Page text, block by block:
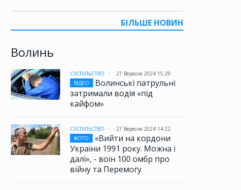
БІЛЬШЕ НОВИН
Волинь
СУСПІЛЬСТВО
27 Вересня 2024 15:29
ВІДЕО
Волинські патрульні
затримали водія «під
кайфом»
СУСПІЛЬСТВО
27 Вересня 2024 14:22
ФОТО
«Вийти на кордони
України 1991 року. Можна і
далі», - воїн 100 омбр про
війну та Перемогу